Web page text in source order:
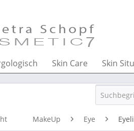
Skin Care Skin
MakeUp Eye